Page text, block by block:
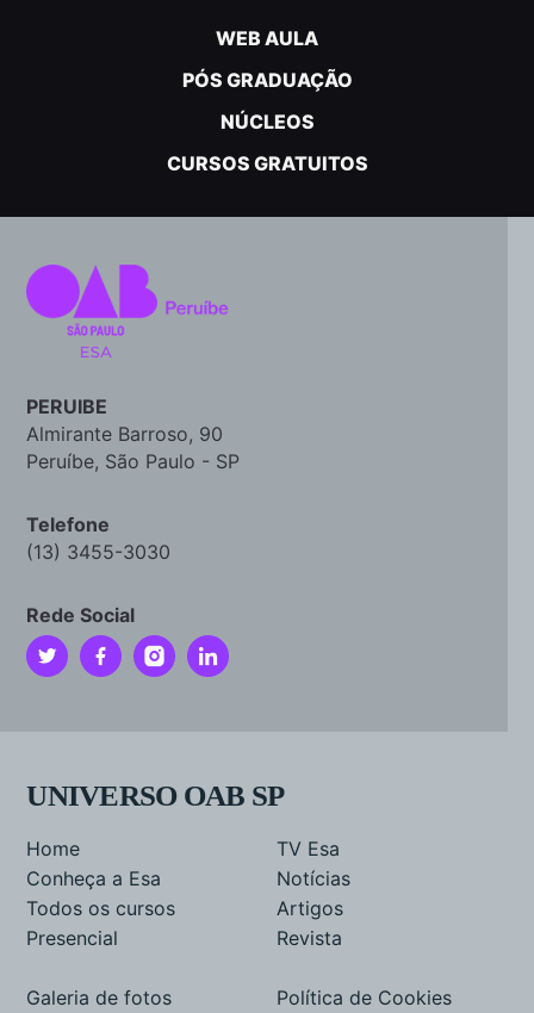
WEB AULA
PÓS GRADUAÇÃO
NÚCLEOS
CURSOS GRATUITOS
PERUIBE
Almirante Barroso, 90
Peruíbe, São Paulo - SP
Telefone
(13) 3455-3030
Rede Social
UNIVERSO OAB SP
Home
Conheça a Esa
Todos os cursos
Presencial
TV Esa
Notícias
Artigos
Revista
Galeria de fotos Política de Cookies